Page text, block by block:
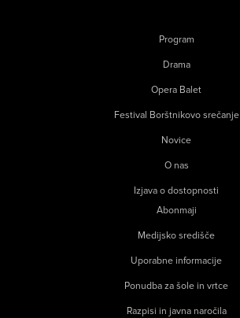
Program
Drama
Opera Balet
Festival Borštnikovo srečanje
Novice
O nas
Izjava o dostopnosti
Abonmaji
Medijsko središče
Uporabne informacije
Ponudba za šole in vrtce
Razpisi in javna naročila